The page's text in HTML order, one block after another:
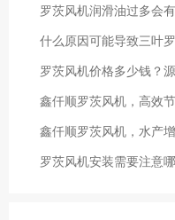
罗茨风机润滑油过多会
什么原因可能导致三叶
罗茨风机价格多少钱？
鑫仟顺罗茨风机，高效
鑫仟顺罗茨风机，水产
罗茨风机安装需要注意